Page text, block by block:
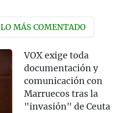
LO MÁS COMENTADO
VOX exige toda
documentación y
comunicación con
Marruecos tras la
"invasión" de Ceuta